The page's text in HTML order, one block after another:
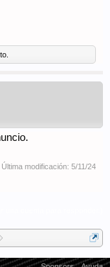
Última modificación: 5/11/24